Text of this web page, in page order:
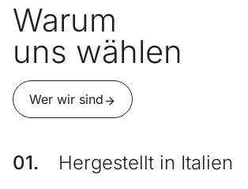
Warum
uns wählen
Wer wir sind
Hergestellt in Italien